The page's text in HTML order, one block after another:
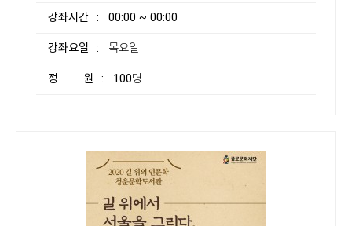
강좌시간 : 00:00 ~ 00:00
강좌요일 : 목요일
정 원 : 100명